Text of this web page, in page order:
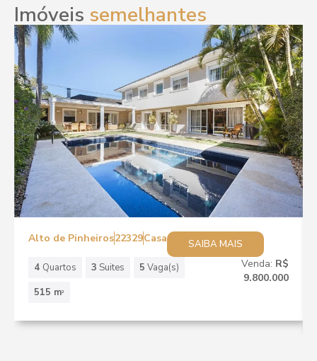
Imóveis semelhantes
Alto de Pinheiros22329Casa
SAIBA MAIS
4 Quartos 3 Suites 5 Vaga(s)
515 m2
Venda: R$
9.800.000